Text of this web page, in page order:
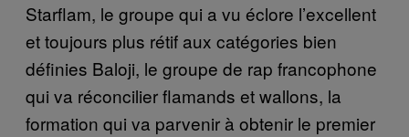
Starflam, le groupe qui a vu éclore l’excellent
et toujours plus rétif aux catégories bien
définies Baloji, le groupe de rap francophone
qui va réconcilier flamands et wallons, la
formation qui va parvenir à obtenir le premier